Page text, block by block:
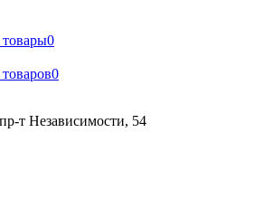
0
0
т Независимости, 54